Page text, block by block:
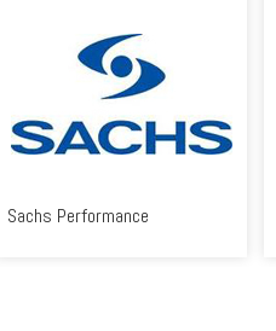
Sachs Performance